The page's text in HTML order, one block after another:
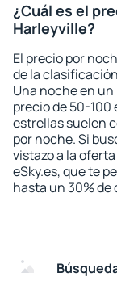
¿Cuál es el
Harleyville?
El precio por
de la
Una noche en
precio de 50-100
estrellas suelen
por noche. Si
vistazo a la
eSky.es, que te
hasta un 30% de